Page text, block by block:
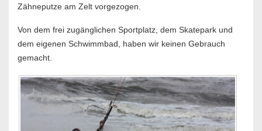
Zähneputze am Zelt vorgezogen.
Von dem frei zugänglichen Sportplatz, dem Skatepark und
dem eigenen Schwimmbad, haben wir keinen Gebrauch
gemacht.